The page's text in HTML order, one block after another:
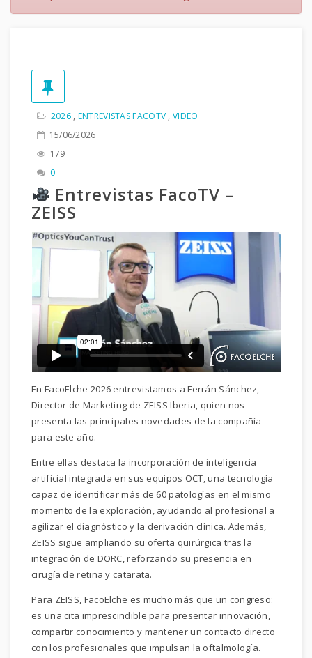
2026, ENTREVISTAS FACOTV ,VIDEO
15/06/2026
179
0
Entrevistas FacoTV –
ZEISS
En FacoElche 2026 entrevistamos a Ferrán Sánchez,
Director de Marketing de ZEISS Iberia, quien nos
presenta las principales novedades de la compañía
para este año.
Entre ellas destaca la incorporación de inteligencia
artificial integrada en sus equipos OCT, una tecnología
capaz de identificar más de 60 patologías en el mismo
momento de la exploración, ayudando al profesional a
agilizar el diagnóstico y la derivación clínica. Además,
ZEISS sigue ampliando su oferta quirúrgica tras la
integración de DORC, reforzando su presencia en
cirugía de retina y catarata.
Para ZEISS, FacoElche es mucho más que un congreso:
es una cita imprescindible para presentar innovación,
compartir conocimiento y mantener un contacto directo
con los profesionales que impulsan la oftalmología.